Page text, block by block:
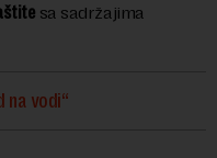
sa sadržajima
na vodi“